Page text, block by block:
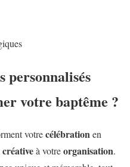
personnalisés
votre baptême ?
votrecélébrationen
créativeà votreorganisation.